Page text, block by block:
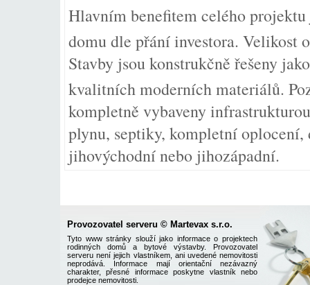
Hlavním benefitem celého
domu dle přání investora. Velikost
Stavby jsou konstrukčně řešeny
kvalitních moderních materiálů.
kompletně vybaveny
plynu, septiky, kompletní
jihovýchodní nebo jihozápadní.
Provozovatel serveru © Martevax s.r.o.
Tyto www stránky slouží jako informace o projektech
rodinných domů a bytové výstavby. Provozovatel
serveru není jejich vlastníkem, ani uvedené nemovitosti
neprodává. Informace mají orientační nezávazný
charakter, přesné informace poskytne vlastník nebo
prodejce nemovitosti.